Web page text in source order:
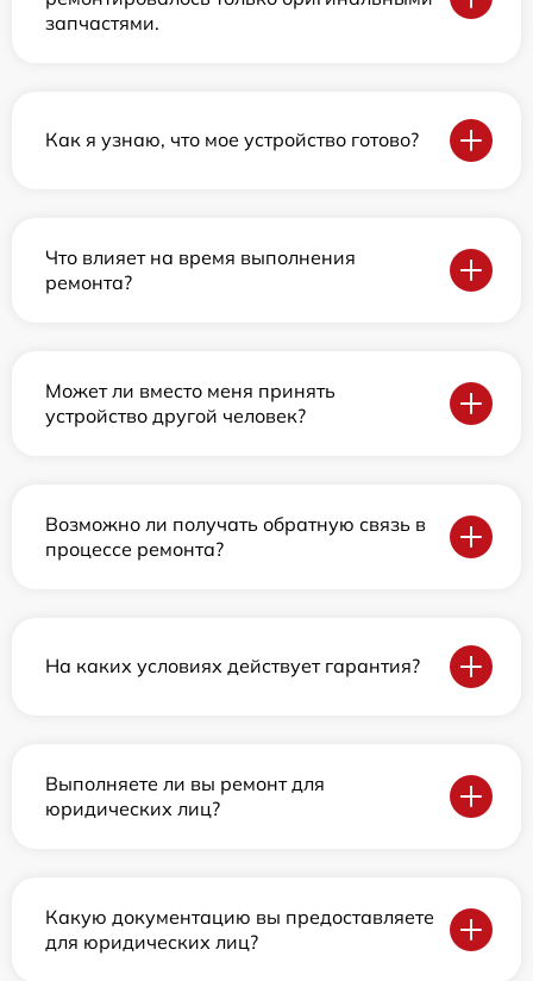
запчастями.
Как я узнаю, что мое устройство готово?
Что влияет на время выполнения
ремонта?
Может ли вместо меня принять
устройство другой человек?
Возможно ли получать обратную связь в
процессе ремонта?
На каких условиях действует гарантия?
Выполняете ли вы ремонт для
юридических лиц?
Какую документацию вы предоставляете
для юридических лиц?